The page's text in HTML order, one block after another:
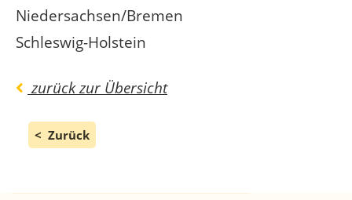
Niedersachsen/Bremen
Schleswig-Holstein
zurück zur Übersicht
Zurück